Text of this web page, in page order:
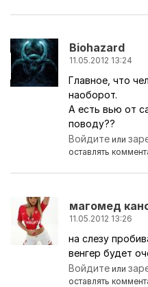
Biohazard
11.05.2012 13:24
Главное, что
наоборот.
А есть вью от
поводу??
Войдите или
оставлять
магомед
11.05.2012 13:26
на слезу
венгер будет
Войдите или
оставлять